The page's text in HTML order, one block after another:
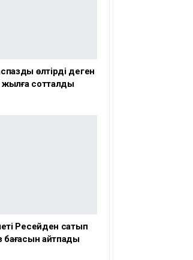
өлтірді деген
жылға сотталды
Ресейден сатып
бағасын айтпады